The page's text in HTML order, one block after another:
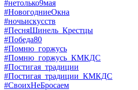
#нетолько9мая
#НовогодниеОкна
#ночьискусств
#ПесняШинель_Крестцы
#Победа80
#Помню_горжусь
#Помню_горжусь_КМКДС
#Постигая_традиции
#Постигая_традиции_КМКДС
#СвоихНеБросаем